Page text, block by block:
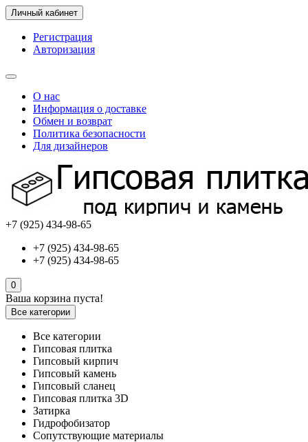
Личный кабинет
Регистрация
Авторизация
О нас
Информация о доставке
Обмен и возврат
Политика безопасности
Для дизайнеров
+7 (925) 434-98-65
+7 (925) 434-98-65
+7 (925) 434-98-65
0
Ваша корзина пуста!
Все категории
Все категории
Гипсовая плитка
Гипсовый кирпич
Гипсовый камень
Гипсовый сланец
Гипсовая плитка 3D
Затирка
Гидрофобизатор
Сопутствующие материалы